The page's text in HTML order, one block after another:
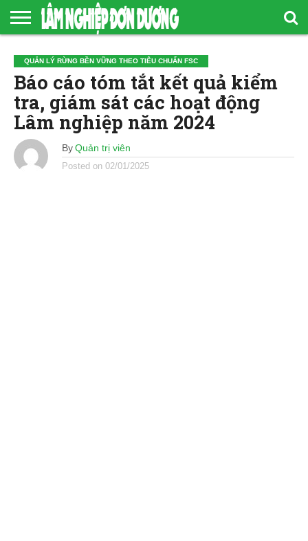
CHỦ
GIỚI
THIỆU
TIN
TỨC
– SỰ
KIỆN
TÀI
LIỆU
QUẢN
LÝ
RỪNG
BỀN
THEO
TIÊU
CHUẨN
FSC
CÔNG
BỐ
THÔNG
TIN
DOANH
NGHIỆP
QUẢN LÝ RỪNG BỀN VỮNG THEO TIÊU CHUẨN FSC
Báo cáo tóm tắt kết quả kiểm
tra, giám sát các hoạt động
Lâm nghiệp năm 2024
By Quản trị viên
Posted on 02/01/2025